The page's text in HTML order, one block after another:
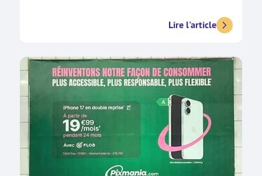
Lire l'article